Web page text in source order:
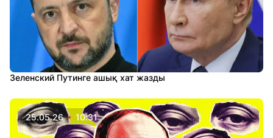
Зеленский Путинге ашық хат жазды
25.05.26 10:31